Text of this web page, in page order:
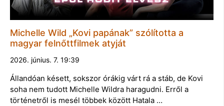
Michelle Wild „Kovi papának” szólította a
magyar felnőttfilmek atyját
2026. június. 7. 19:39
Állandóan késett, sokszor órákig várt rá a stáb, de Kovi
soha nem tudott Michelle Wildra haragudni. Erről a
történetről is mesél többek között Hatala …